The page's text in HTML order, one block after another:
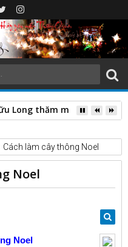
Long thăm mục vụ các
Cách làm cây thông Noel
Noel
Noel